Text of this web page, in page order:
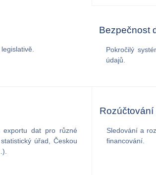
Bezpečnost
Pokročilý
údajů.
exportu dat pro různé
úřad, Českou
Rozúčtování
Sledování a
financování.